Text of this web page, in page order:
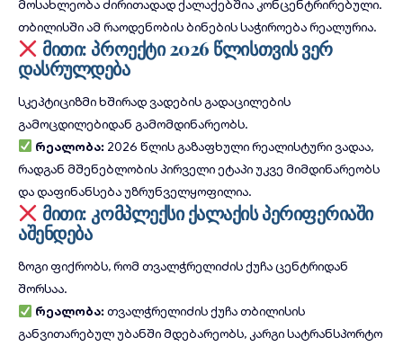
მოსახლეობა ძირითადად ქალაქებშია კონცენტრირებული.
თბილისში ამ რაოდენობის ბინების საჭიროება რეალურია.
მითი: პროექტი 2026 წლისთვის ვერ
დასრულდება
სკეპტიციზმი ხშირად ვადების გადაცილების
გამოცდილებიდან გამომდინარეობს.
რეალობა:2026 წლის გაზაფხული რეალისტური ვადაა,
რადგან მშენებლობის პირველი ეტაპი უკვე მიმდინარეობს
და დაფინანსება უზრუნველყოფილია.
მითი: კომპლექსი ქალაქის პერიფერიაში
აშენდება
ზოგი ფიქრობს, რომ თვალჭრელიძის ქუჩა ცენტრიდან
შორსაა.
რეალობა:თვალჭრელიძის ქუჩა თბილისის
განვითარებულ უბანში მდებარეობს, კარგი სატრანსპორტო